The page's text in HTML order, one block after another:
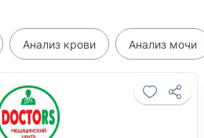
Анализ крови Анализ мочи